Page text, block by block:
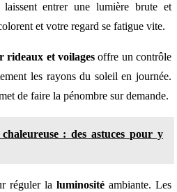
entrer une lumière brute et
et votre regard se fatigue vite.
rideaux et voilagesoffre un contrôle
les rayons du soleil en journée.
de faire la pénombre sur demande.
: des astuces pour y
réguler la luminosité ambiante. Les